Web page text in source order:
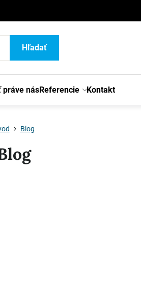
Hľadať
práve násReferencie Kontakt
Blog